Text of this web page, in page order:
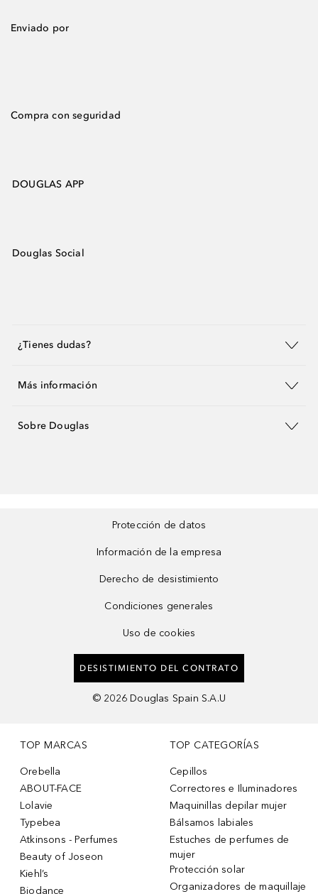
Enviado por
Compra con seguridad
DOUGLAS APP
Douglas Social
¿Tienes dudas?
Más información
Sobre Douglas
Protección de datos
Información de la empresa
Derecho de desistimiento
Condiciones generales
Uso de cookies
DESISTIMIENTO DEL CONTRATO
© 2026 Douglas Spain S.A.U
TOP MARCAS
Orebella
ABOUT-FACE
Lolavie
Typebea
Atkinsons - Perfumes
Beauty of Joseon
Kiehl’s
Biodance
TOP CATEGORÍAS
Cepillos
Correctores e Iluminadores
Maquinillas depilar mujer
Bálsamos labiales
Estuches de perfumes de
mujer
Protección solar
Organizadores de maquillaje